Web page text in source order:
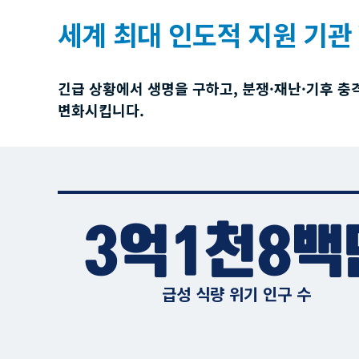
세계 최대 인도적 지원 기
긴급 상황에서 생명을 구하고, 분쟁·재난·기후
변화시킵니다.
3억1천8백
급성 식량 위기 인구 수